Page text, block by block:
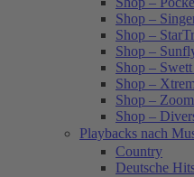
Shop –
Shop –
Shop –
Shop –
Shop –
Shop – Zoom
Shop –
Playbacks nach
Country
Deutsche